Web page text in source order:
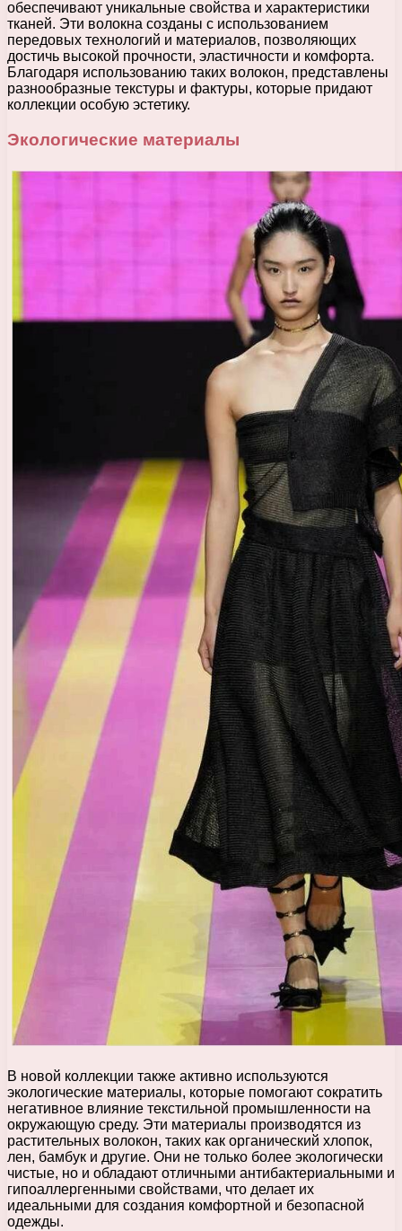
обеспечивают уникальные свойства и характеристики
тканей. Эти волокна созданы с использованием
передовых технологий и материалов, позволяющих
достичь высокой прочности, эластичности и комфорта.
Благодаря использованию таких волокон, представлены
разнообразные текстуры и фактуры, которые придают
коллекции особую эстетику.
Экологические материалы
В новой коллекции также активно используются
экологические материалы, которые помогают сократить
негативное влияние текстильной промышленности на
окружающую среду. Эти материалы производятся из
растительных волокон, таких как органический хлопок,
лен, бамбук и другие. Они не только более экологически
чистые, но и обладают отличными антибактериальными и
гипоаллергенными свойствами, что делает их
идеальными для создания комфортной и безопасной
одежды.